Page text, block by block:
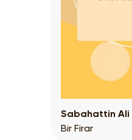
Sabahattin Ali
Bir Firar